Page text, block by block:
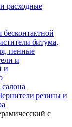
расходные
битума,
пенные
и
и
резины и
с